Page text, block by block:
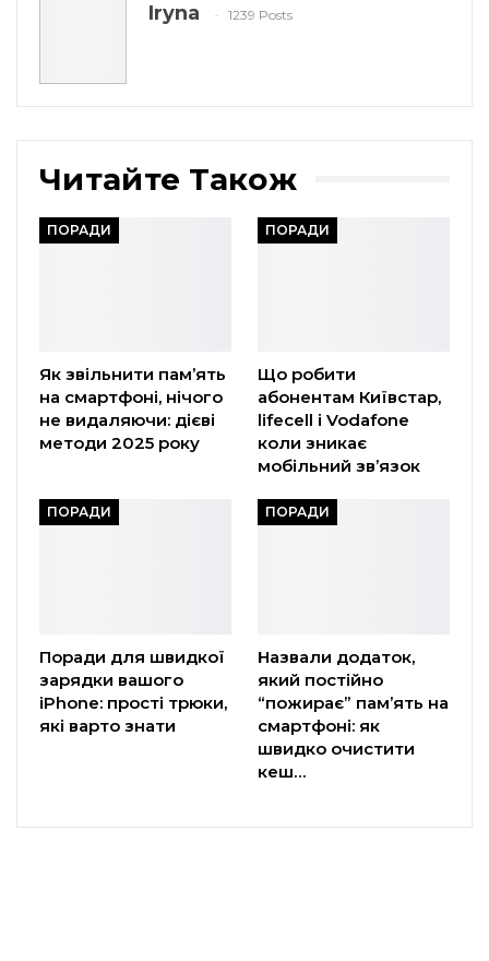
Iryna 1239 Posts
Читайте Також
ПОРАДИ
Як звільнити пам’ять
на смартфоні, нічого
не видаляючи: дієві
методи 2025 року
ПОРАДИ
Що робити
абонентам Київстар,
lifecell і Vodafone
коли зникає
мобільний зв’язок
ПОРАДИ
Поради для швидкої
зарядки вашого
iPhone: прості трюки,
які варто знати
ПОРАДИ
Назвали додаток,
який постійно
“пожирає” пам’ять на
смартфоні: як
швидко очистити
кеш…